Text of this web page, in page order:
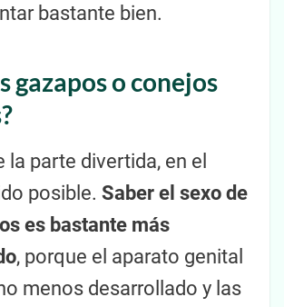
bastante bien.
gazapos o conejos
la parte divertida, en el
posible. Saber el sexo de
es bastante más
, porque el aparato genital
menos desarrollado y las